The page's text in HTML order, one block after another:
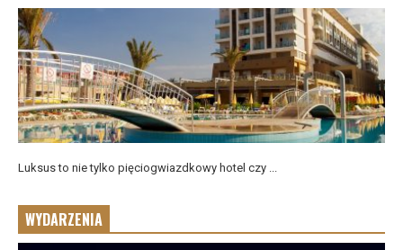
Luksus to nie tylko pięciogwiazdkowy hotel czy ...
WYDARZENIA